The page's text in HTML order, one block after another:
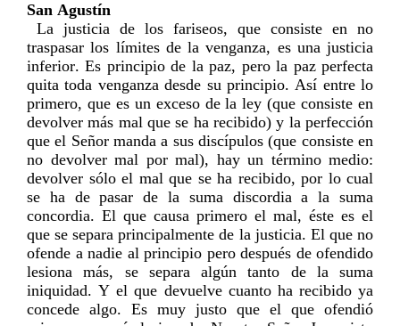
San Agustín
La justicia de los fariseos, que consiste en no
traspasar los límites de la venganza, es una justicia
inferior. Es principio de la paz, pero la paz perfecta
quita toda venganza desde su principio. Así entre lo
primero, que es un exceso de la ley (que consiste en
devolver más mal que se ha recibido) y la perfección
que el Señor manda a sus discípulos (que consiste en
no devolver mal por mal), hay un término medio:
devolver sólo el mal que se ha recibido, por lo cual
se ha de pasar de la suma discordia a la suma
concordia. El que causa primero el mal, éste es el
que se separa principalmente de la justicia. El que no
ofende a nadie al principio pero después de ofendido
lesiona más, se separa algún tanto de la suma
iniquidad. Y el que devuelve cuanto ha recibido ya
concede algo. Es muy justo que el que ofendió